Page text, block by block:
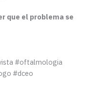
que el problema se
#oftalmologia
#dceo